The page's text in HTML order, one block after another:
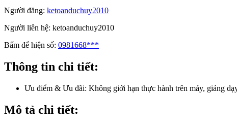
Người đăng: ketoanduchuy2010
Người liên hệ: ketoanduchuy2010
Bấm để hiện số: 0981668***
Thông tin chi tiết:
Ưu điểm & Ưu đãi: Không giới hạn thực hành trên máy, giảng
Mô tả chi tiết: